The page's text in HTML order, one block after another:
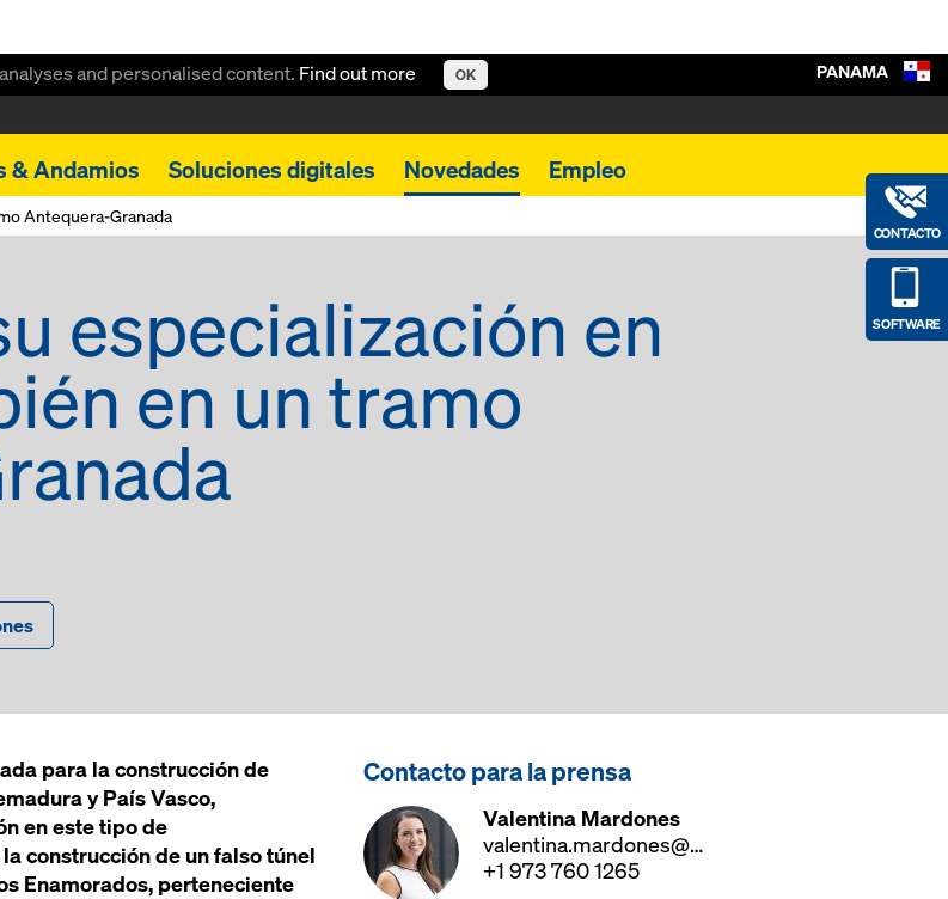
and personalised content. Find out more OK
& Andamios Soluciones digitales Novedades Empleo
CONTACTO
SOFTWARE
PANAMA
Antequera-Granada
especialización en
en un tramo
para la construcción de
y País Vasco,
en este tipo de
construcción de un falso túnel
Enamorados, perteneciente
Contacto para la prensa
Valentina Mardones
valentina.mardones@doka.com
+1 973 760 1265